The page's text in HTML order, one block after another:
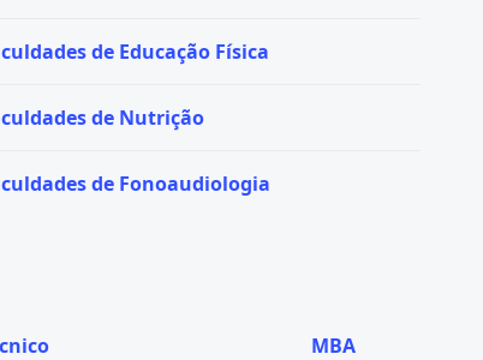
de Educação Física
de Nutrição
de Fonoaudiologia
MBA